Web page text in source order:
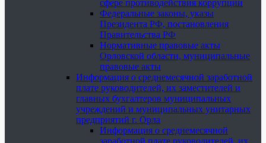
сфере противодействия коррупции
Федеральные законы, указы
Президента РФ, постановления
Правительства РФ
Нормативные правовые акты
Орловской области, муниципальные
правовые акты
Информация о среднемесячной заработной
плате руководителей, их заместителей и
главных бухгалтеров муниципальных
учреждений и муниципальных унитарных
предприятий г. Орла
Информация о среднемесячной
заработной плате руководителей, их